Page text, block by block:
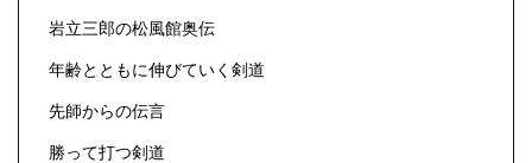
岩立三郎の松風館奥伝
年齢とともに伸びていく剣道
先師からの伝言
勝って打つ剣道